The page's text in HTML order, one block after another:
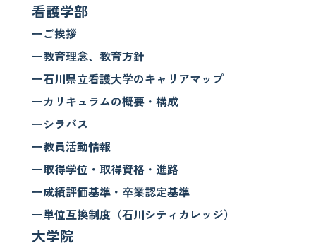
看護学部
ーご挨拶
ー教育理念、教育方針
ー石川県立看護大学のキャリアマップ
ーカリキュラムの概要・構成
ーシラバス
ー教員活動情報
ー取得学位・取得資格・進路
ー成績評価基準・卒業認定基準
ー単位互換制度（石川シティカレッジ）
大学院